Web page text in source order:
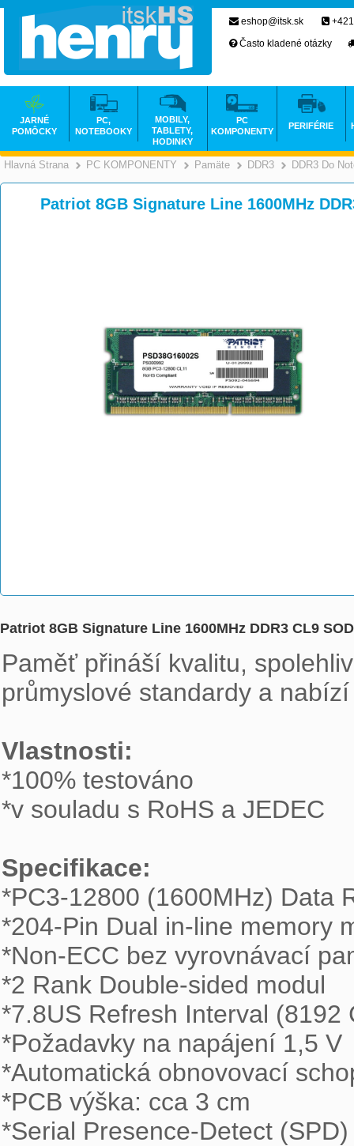
Hlavná Strana >
PC KOMPONENTY >
Pamäte >
DDR3 DDR3 Do
Patriot 8GB Signature Line 1600MHz
Patriot 8GB Signature Line 1600MHz DDR3 CL9
Paměť přináší kvalitu,
průmyslové standardy a
Vlastnosti:
*100% testováno
*v souladu s RoHS a JEDEC
Specifikace:
*PC3-12800 (1600MHz) Data
*204-Pin Dual in-line memory
*Non-ECC bez vyrovnávací
*2 Rank Double-sided modul
*7.8US Refresh Interval (8192
*Požadavky na napájení 1,5 V
*Automatická obnovovací
*PCB výška: cca 3 cm
*Serial Presence-Detect (SPD)
eshop@itsk.sk
Často kladené otázky
JARNÉ
POMÔCKY
PC,
NOTEBOOKY
MOBILY,
TABLETY,
HODINKY
PC
KOMPONENTY
PERIFÉRIE